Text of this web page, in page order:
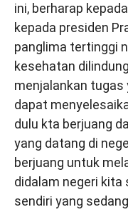
ini, berharap
kepada presiden
panglima tertinggi
kesehatan
menjalankan tugas
dapat
dulu kta berjuang
yang datang di
berjuang untuk
didalam negeri kita
sendiri yang